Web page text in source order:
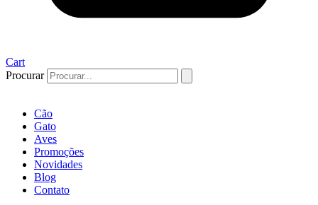
Cart
Procurar
Cão
Gato
Aves
Promoções
Novidades
Blog
Contato